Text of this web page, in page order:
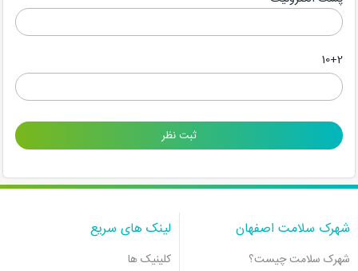
10+2
شهرک سلامت اصفهان
شهرک سلامت چیست؟
لینک های سریع
کلینیک ها